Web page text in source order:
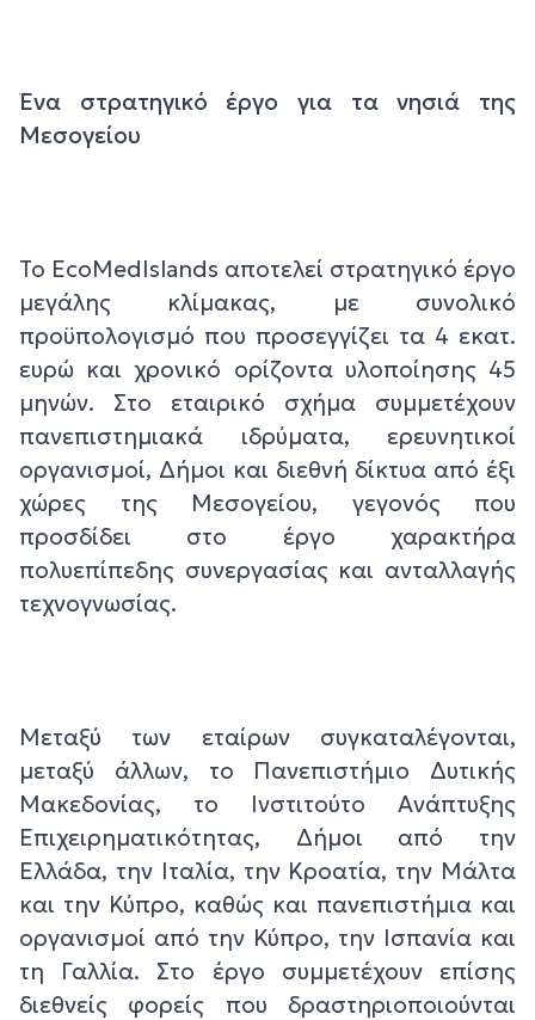
Ένα στρατηγικό έργο για τα νησιά της
Μεσογείου
Το EcoMedIslands αποτελεί στρατηγικό έργο
μεγάλης κλίμακας, με συνολικό
προϋπολογισμό που προσεγγίζει τα 4 εκατ.
ευρώ και χρονικό ορίζοντα υλοποίησης 45
μηνών. Στο εταιρικό σχήμα συμμετέχουν
πανεπιστημιακά ιδρύματα, ερευνητικοί
οργανισμοί, Δήμοι και διεθνή δίκτυα από έξι
χώρες της Μεσογείου, γεγονός που
προσδίδει στο έργο χαρακτήρα
πολυεπίπεδης συνεργασίας και ανταλλαγής
τεχνογνωσίας.
Μεταξύ των εταίρων συγκαταλέγονται,
μεταξύ άλλων, το Πανεπιστήμιο Δυτικής
Μακεδονίας, το Ινστιτούτο Ανάπτυξης
Επιχειρηματικότητας, Δήμοι από την
Ελλάδα, την Ιταλία, την Κροατία, την Μάλτα
και την Κύπρο, καθώς και πανεπιστήμια και
οργανισμοί από την Κύπρο, την Ισπανία και
τη Γαλλία. Στο έργο συμμετέχουν επίσης
διεθνείς φορείς που δραστηριοποιούνται